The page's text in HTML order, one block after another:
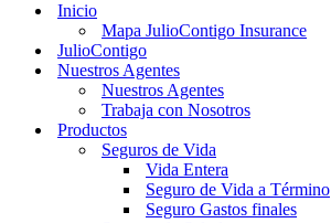
navegación
Inicio
Mapa JulioContigo Insurance
JulioContigo
Nuestros Agentes
Nuestros Agentes
Trabaja con Nosotros
Productos
Seguros de Vida
Vida Entera
Seguro de Vida a Término
Seguro Gastos finales